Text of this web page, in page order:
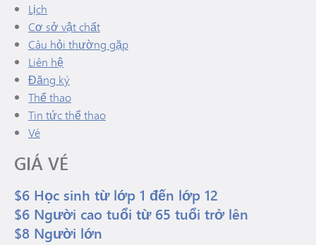
Lịch
Cơ sở vật chất
Câu hỏi thường gặp
Liên hệ
Đăng ký(mở trong cửa sổ/tab mới)
Thể thao
Tin tức thể thao
Vé
GIÁ VÉ
$6 Học sinh từ lớp 1 đến lớp 12
$6 Người cao tuổi từ 65 tuổi trở lên
$8 Người lớn